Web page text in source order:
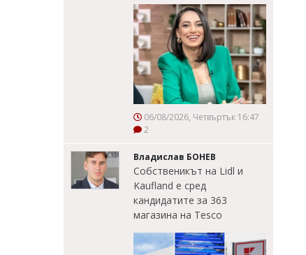
06/08/2026, Четвъртък 16:47
2
Владислав БОНЕВ
Собственикът на Lidl и
Kaufland е сред
кандидатите за 363
магазина на Tesco